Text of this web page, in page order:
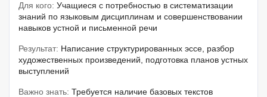
Для кого: Учащиеся с потребностью в систематизации
знаний по языковым дисциплинам и совершенствовании
навыков устной и письменной речи
Результат: Написание структурированных эссе, разбор
художественных произведений, подготовка планов устных
выступлений
Важно знать: Требуется наличие базовых текстов